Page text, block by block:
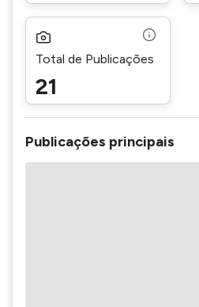
Total de Publicações
21
Publicações principais